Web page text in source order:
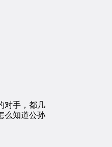
对手，都几
么知道公孙